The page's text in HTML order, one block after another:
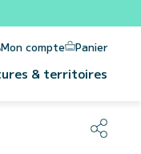
Mon compte Panier
& territoires